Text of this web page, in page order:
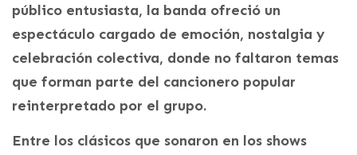
público entusiasta, la banda ofreció un
espectáculo cargado de emoción, nostalgia y
celebración colectiva, donde no faltaron temas
que forman parte del cancionero popular
reinterpretado por el grupo.
Entre los clásicos que sonaron en los shows